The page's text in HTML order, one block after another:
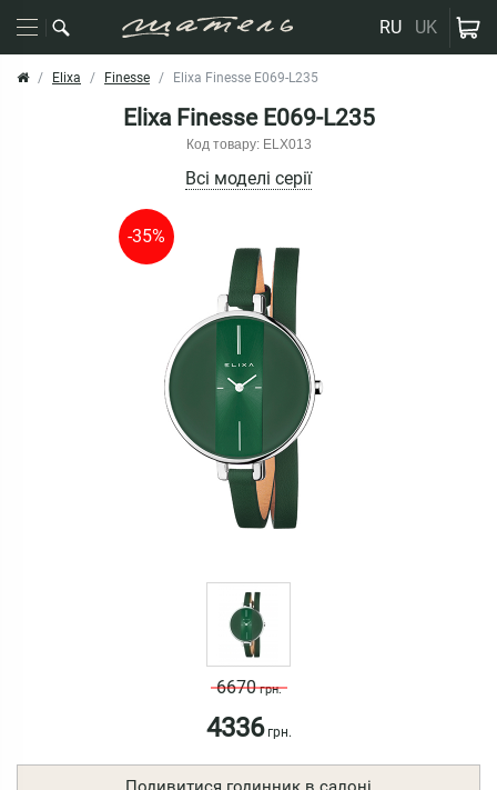
RU UK
Elixa Finesse Elixa Finesse E069-L235
Elixa Finesse E069-L235
Код товару: ELX013
Всі моделі серії
-35%
6670грн.
4336грн.